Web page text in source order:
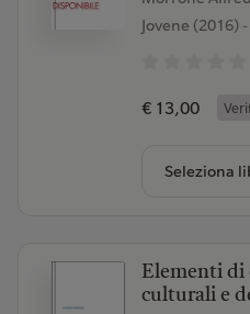
Jovene (2016)-
€ 13,00
Seleziona
Elementi di
culturali e